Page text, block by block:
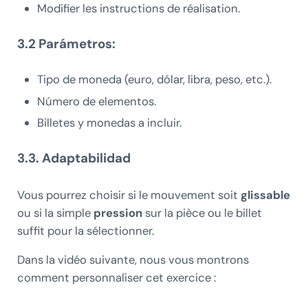
Modifier les instructions de réalisation.
3.2 Parámetros:
Tipo de moneda (euro, dólar, libra, peso, etc.).
Número de elementos.
Billetes y monedas a incluir.
3.3. Adaptabilidad
Vous pourrez choisir si le mouvement soit glissable
ou si la simple pressionsur la pièce ou le billet
suffit pour la sélectionner.
Dans la vidéo suivante, nous vous montrons
comment personnaliser cet exercice :